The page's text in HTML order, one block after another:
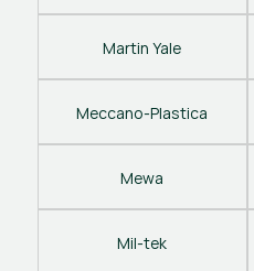
Martin Yale
Meccano-Plastica
Mewa
Mil-tek